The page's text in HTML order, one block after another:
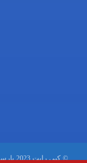
© کپی رایت 2023 پارسیان سرویس.